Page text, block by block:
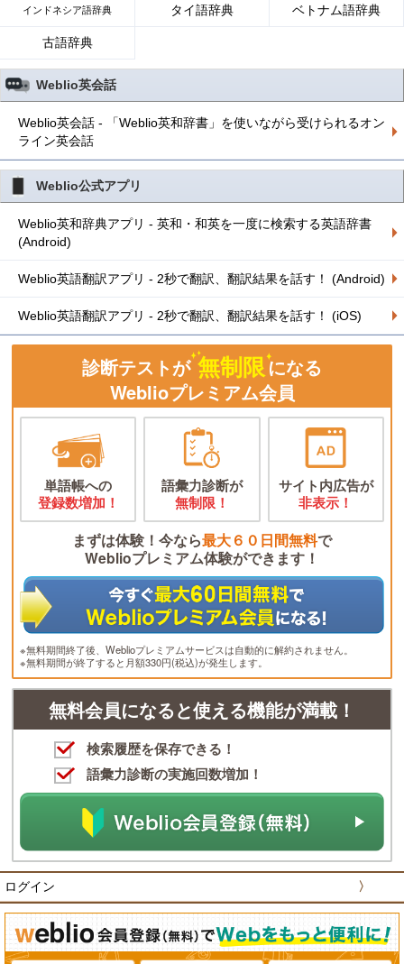
インドネシア語辞典 タイ語辞典 ベトナム語辞典
古語辞典
Weblio英会話
Weblio英会話 - 「Weblio英和辞書」を使いながら受けられるオン
ライン英会話
Weblio公式アプリ
Weblio英和辞典アプリ - 英和・和英を一度に検索する英語辞書
(Android)
Weblio英語翻訳アプリ - 2秒で翻訳、翻訳結果を話す！ (Android)
Weblio英語翻訳アプリ - 2秒で翻訳、翻訳結果を話す！ (iOS)
診断テストが 無制限になる
Weblioプレミアム会員
単語帳への
登録数増加！
語彙力診断が
無制限！
サイト内広告が
非表示！
まずは体験！今なら最大６０日間無料で
Weblioプレミアム体験ができます！
※無料期間終了後、Weblioプレミアムサービスは自動的に解約されません。
※無料期間が終了すると月額330円(税込)が発生します。
無料会員になると使える機能が満載！
検索履歴を保存できる！
語彙力診断の実施回数増加！
ログイン 〉